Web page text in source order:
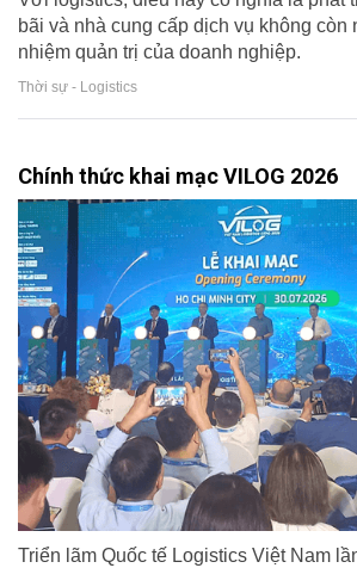
bãi và nhà cung cấp dịch vụ không còn
nhiệm quản trị của doanh nghiệp.
Thời sự - Logistics
Chính thức khai mạc VILOG 2026
Triển lãm Quốc tế Logistics Việt Nam